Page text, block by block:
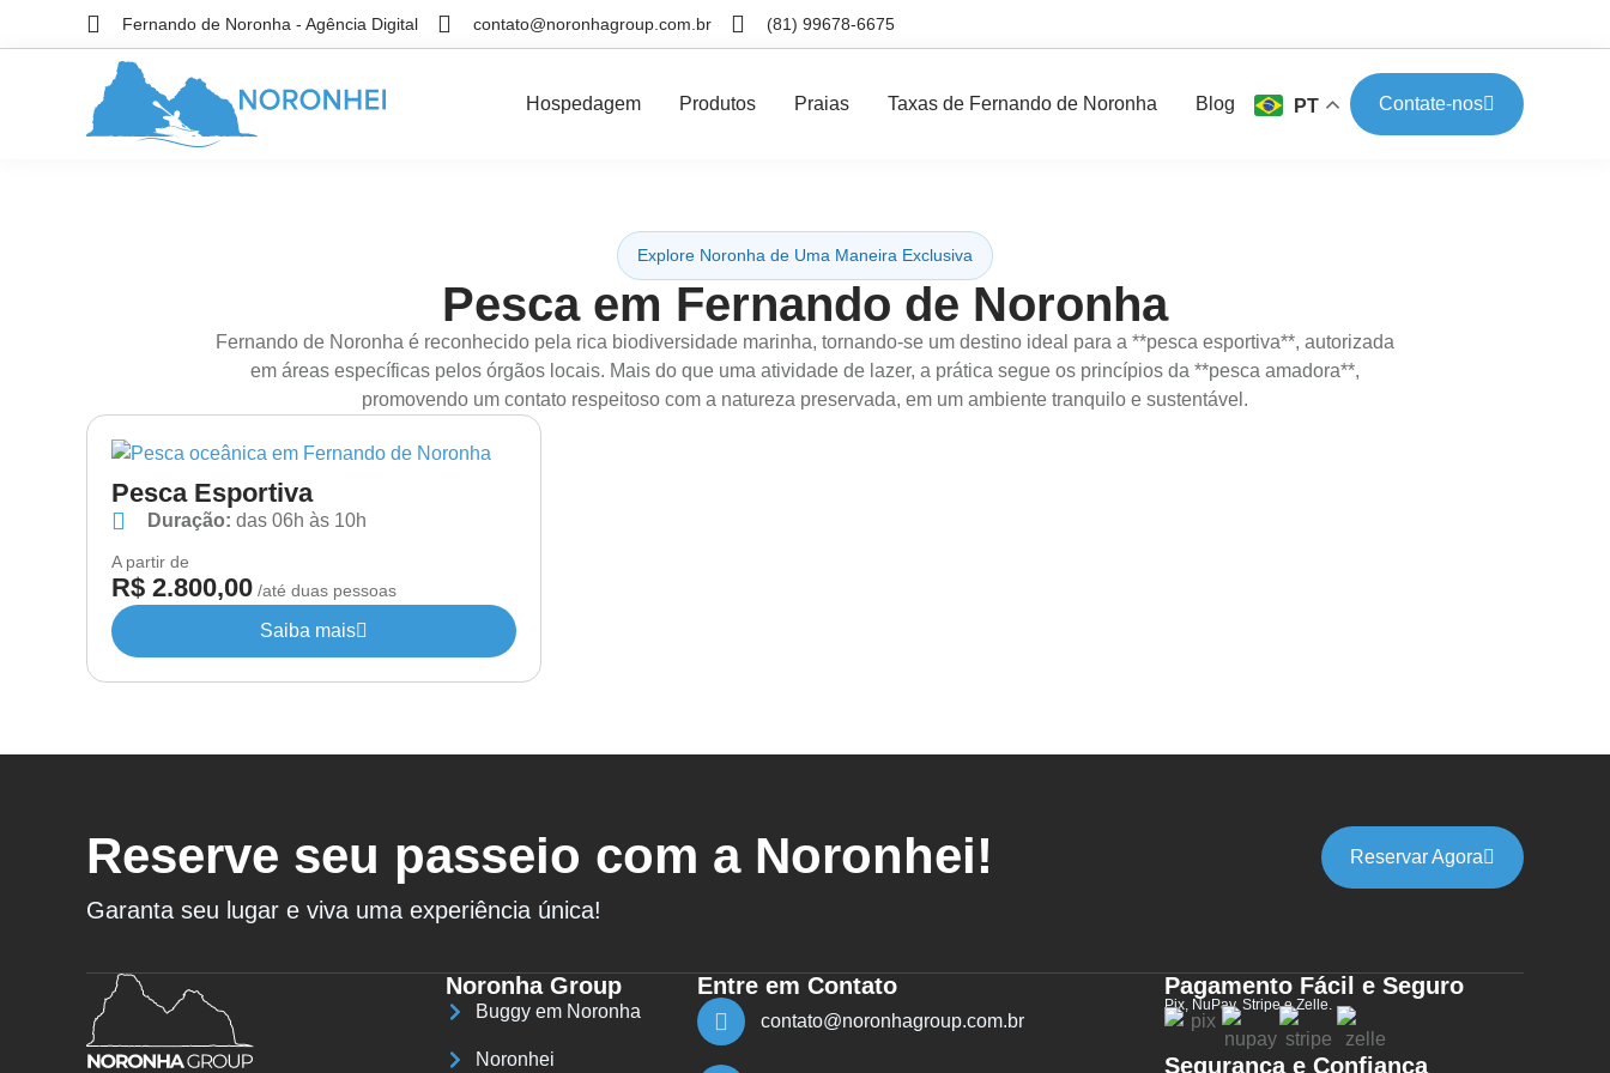
Fernando de Noronha - Agência Digital contato@noronhagroup.com.br (81) 99678-6675
Hospedagem Produtos Praias Taxas de Fernando de Noronha Blog PT Contate-nos
Explore Noronha de Uma Maneira Exclusiva
Pesca em Fernando de Noronha
Fernando de Noronha é reconhecido pela rica biodiversidade marinha, tornando-se um destino ideal para a **pesca esportiva**, autorizada
em áreas específicas pelos órgãos locais. Mais do que uma atividade de lazer, a prática segue os princípios da **pesca amadora**,
promovendo um contato respeitoso com a natureza preservada, em um ambiente tranquilo e sustentável.
Pesca Esportiva
Duração: das 06h às 10h
A partir de
R$ 2.800,00 /até duas pessoas
Saiba mais
Reserve seu passeio com a Noronhei!
Garanta seu lugar e viva uma experiência única!
Reservar Agora
Noronha Group
Buggy em Noronha
Noronhei
Entre em Contato
contato@noronhagroup.com.br
Pagamento Fácil e Seguro
Pix, NuPay, Stripe e Zelle.
Segurança e Confiança